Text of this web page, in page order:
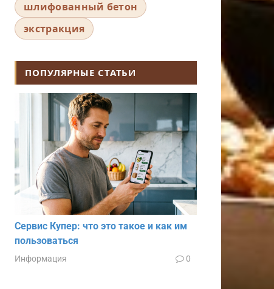
шлифованный бетон
экстракция
ПОПУЛЯРНЫЕ СТАТЬИ
Сервис Купер: что это такое и как им
пользоваться
Информация 0